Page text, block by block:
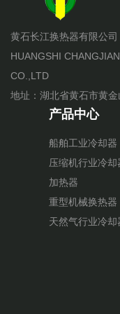
黄石长江换热器有限公司
HUANGSHI
CO.,LTD
地址：湖北省黄石市黄
产品中心
船舶工业冷却器
压缩机行业冷却
加热器
重型机械换热器
天然气行业冷却